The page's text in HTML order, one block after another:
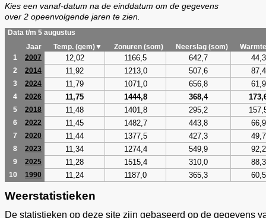
Kies een vanaf-datum na de einddatum om de gegevens
over 2 opeenvolgende jaren te zien.
Data t/m 5 augustus
Jaar
Temp. (gem)▼ Zonuren (som) Neerslag (som)
1
2007 12,02 1166,5 642,7 44,3
2 2014 11,92 1213,0 507,6 87,4
3 2024 11,79 1071,0 656,8 61,9
4 2026 11,75 1444,8 368,4
5 2018 11,48 1401,8 295,2
6 2022 11,45 1482,7 443,8 66,9
7 2020 11,44 1377,5 427,3 49,7
8 2023 11,34 1274,4 549,9 92,2
9 2025 11,28 1515,4 310,0 88,3
10 1990 11,24 1187,0 365,3 60,5
Weerstatistieken
De statistieken op deze site zijn gebaseerd op de gegevens